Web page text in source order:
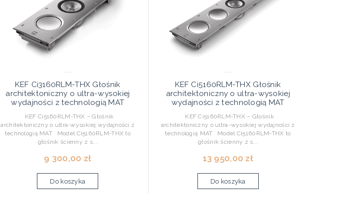
KEF Ci3160RLM-THX Głośnik
architektoniczny o ultra-wysokiej
wydajności z technologią MAT
KEF Ci5160RLM-THX – Głośnik
architektoniczny o ultra-wysokiej wydajności z
technologią MAT Model Ci5160RLM-THX to
głośnik ścienny z s...
9 300,00 zł
Do koszyka
KEF Ci5160RLM-THX Głośnik
architektoniczny o ultra-wysokiej
wydajności z technologią MAT
KEF Ci5160RLM-THX – Głośnik
architektoniczny o ultra-wysokiej wydajności z
technologią MAT Model Ci5160RLM-THX to
głośnik ścienny z s...
13 950,00 zł
Do koszyka